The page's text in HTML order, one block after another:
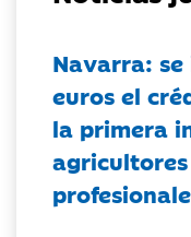
Navarra:
euros el
la primera